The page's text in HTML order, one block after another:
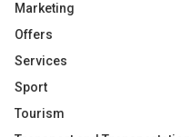
Marketing
Offers
Services
Sport
Tourism